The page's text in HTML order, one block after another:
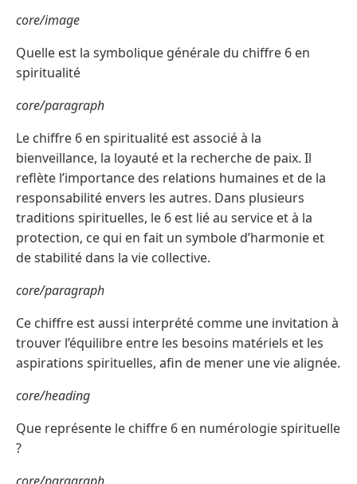
core/image
Quelle est la symbolique générale du chiffre 6 en
spiritualité
core/paragraph
Le chiffre 6 en spiritualité est associé à la
bienveillance, la loyauté et la recherche de paix. Il
reflète l’importance des relations humaines et de la
responsabilité envers les autres. Dans plusieurs
traditions spirituelles, le 6 est lié au service et à la
protection, ce qui en fait un symbole d’harmonie et
de stabilité dans la vie collective.
core/paragraph
Ce chiffre est aussi interprété comme une invitation à
trouver l’équilibre entre les besoins matériels et les
aspirations spirituelles, afin de mener une vie alignée.
core/heading
Que représente le chiffre 6 en numérologie spirituelle
?